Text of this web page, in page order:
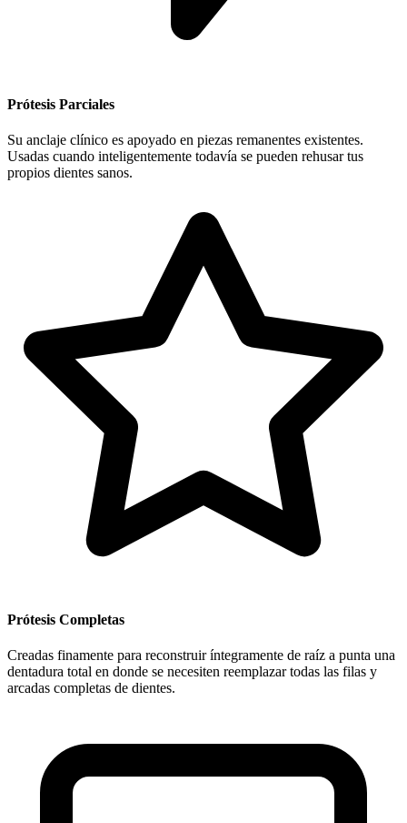
Prótesis Parciales
Su anclaje clínico es apoyado en piezas remanentes existentes.
Usadas cuando inteligentemente todavía se pueden rehusar tus
propios dientes sanos.
Prótesis Completas
Creadas finamente para reconstruir íntegramente de raíz a punta una
dentadura total en donde se necesiten reemplazar todas las filas y
arcadas completas de dientes.